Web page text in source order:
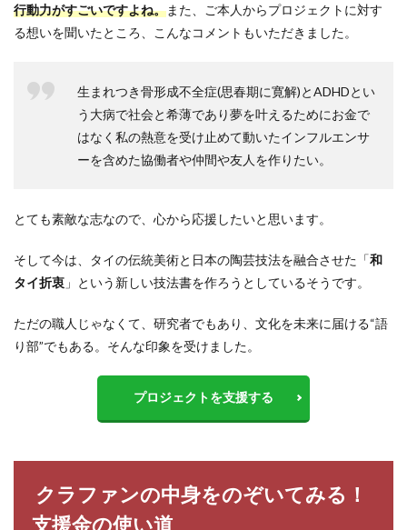
行動力がすごいですよね。また、ご本人からプロジェクトに対す
る想いを聞いたところ、こんなコメントもいただきました。
生まれつき骨形成不全症(思春期に寛解)とADHDとい
う大病で社会と希薄であり夢を叶えるためにお金で
はなく私の熱意を受け止めて動いたインフルエンサ
ーを含めた協働者や仲間や友人を作りたい。
とても素敵な志なので、心から応援したいと思います。
そして今は、タイの伝統美術と日本の陶芸技法を融合させた「和
タイ折衷 」という新しい技法書を作ろうとしているそうです。
ただの職人じゃなくて、研究者でもあり、文化を未来に届ける“語
り部”でもある。そんな印象を受けました。
プロジェクトを支援する
クラファンの中身をのぞいてみる！
支援金の使い道